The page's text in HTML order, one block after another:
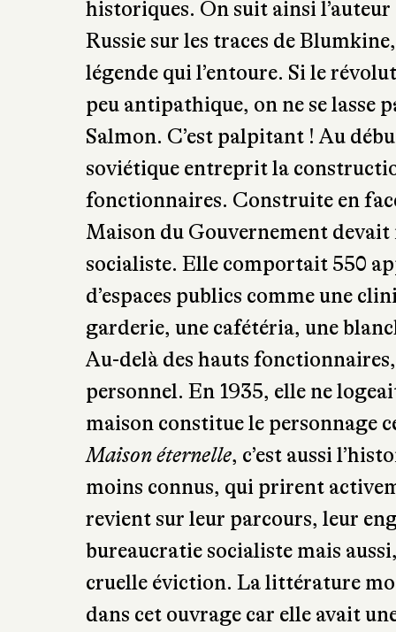
pleinement dans la révolution
: tour à tour terroriste, tchékiste,
fut exécuté par Staline alors
la biographie de ce personnage
auparavant, Christian Salmon
récit assez étonnant, mêlant
historiques. On suit ainsi
Russie sur les traces de
légende qui l’entoure. Si le
peu antipathique, on ne se lasse
Salmon. C’est palpitant ! Au
soviétique entreprit la
fonctionnaires. Construite en
Maison du Gouvernement devait
socialiste. Elle comportait 550
d’espaces publics comme une
garderie, une cafétéria, une
Au-delà des hauts
personnel. En 1935, elle ne
maison constitue le personnage